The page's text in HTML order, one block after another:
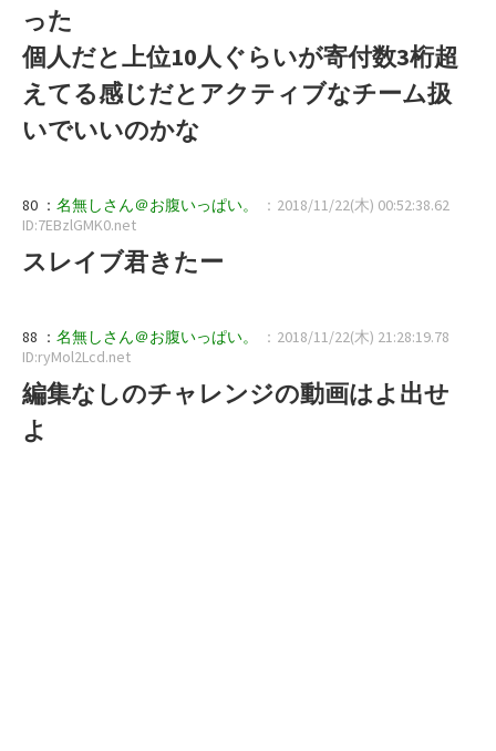
った
個人だと上位10人ぐらいが寄付数3桁超
えてる感じだとアクティブなチーム扱
いでいいのかな
80 ： 名無しさん＠お腹いっぱい。
：2018/11/22(木) 00:52:38.62
ID:7EBzlGMK0.net
スレイブ君きたー
88 ： 名無しさん＠お腹いっぱい。
：2018/11/22(木) 21:28:19.78
ID:ryMol2Lcd.net
編集なしのチャレンジの動画はよ出せ
よ